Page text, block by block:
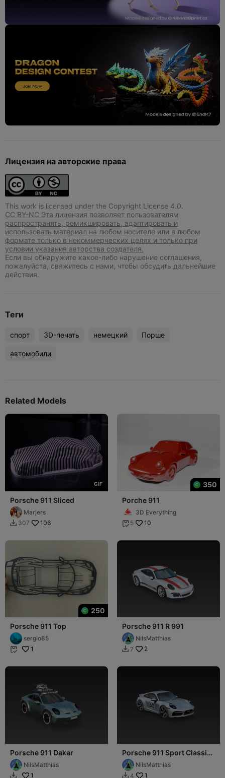
Лицензия на авторские права
This work is licensed under the Copyright License 4.0.
CC BY-NC Эта лицензия позволяет пользователям
распространять, ремикшировать, адаптировать и
использовать материал на любом носителе или в любом
формате только в некоммерческих целях и только при
условии указания авторства создателя.
Если вы обнаружите какое-либо нарушение соглашения,
пожалуйста, свяжитесь с нами, чтобы обсудить дальнейшие
действия.
Теги
спорт 3D-печать немецкий Порше
автомобили
Related Models
GIF
Porsche 911 Sliced
Marjers
 307 106
350
Porche 911
3D Everything
 5 10
250
Porsche 911 Top
sergio85
 1
Porsche 911 R 991
NilsMatthias
 7 2
Porsche 911 Dakar
NilsMatthias
 1
Porsche 911 Sport Classic
992 NilsMatthias
 4 1